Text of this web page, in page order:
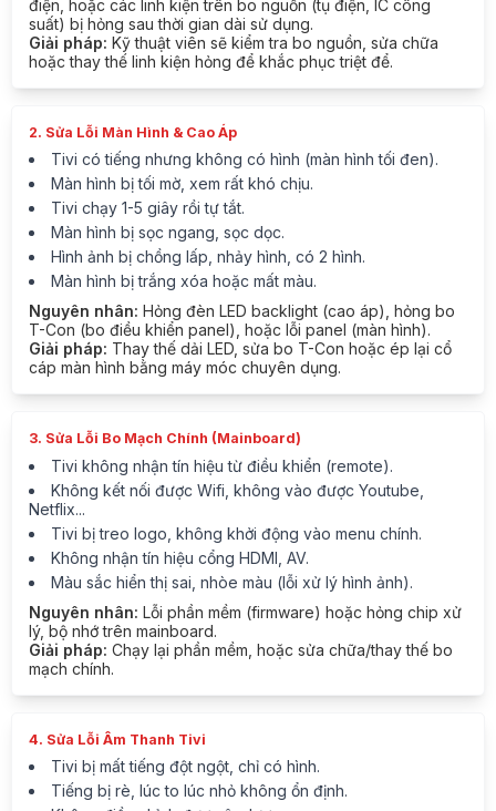
điện, hoặc các linh kiện trên bo nguồn (tụ điện, IC công
suất) bị hỏng sau thời gian dài sử dụng.
Giải pháp: Kỹ thuật viên sẽ kiểm tra bo nguồn, sửa chữa
hoặc thay thế linh kiện hỏng để khắc phục triệt để.
2. Sửa Lỗi Màn Hình & Cao Áp
Tivi có tiếng nhưng không có hình (màn hình tối đen).
Màn hình bị tối mờ, xem rất khó chịu.
Tivi chạy 1-5 giây rồi tự tắt.
Màn hình bị sọc ngang, sọc dọc.
Hình ảnh bị chồng lấp, nhảy hình, có 2 hình.
Màn hình bị trắng xóa hoặc mất màu.
Nguyên nhân: Hỏng đèn LED backlight (cao áp), hỏng bo
T-Con (bo điều khiển panel), hoặc lỗi panel (màn hình).
Giải pháp: Thay thế dải LED, sửa bo T-Con hoặc ép lại cổ
cáp màn hình bằng máy móc chuyên dụng.
3. Sửa Lỗi Bo Mạch Chính (Mainboard)
Tivi không nhận tín hiệu từ điều khiển (remote).
Không kết nối được Wifi, không vào được Youtube,
Netflix...
Tivi bị treo logo, không khởi động vào menu chính.
Không nhận tín hiệu cổng HDMI, AV.
Màu sắc hiển thị sai, nhòe màu (lỗi xử lý hình ảnh).
Nguyên nhân: Lỗi phần mềm (firmware) hoặc hỏng chip xử
lý, bộ nhớ trên mainboard.
Giải pháp: Chạy lại phần mềm, hoặc sửa chữa/thay thế bo
mạch chính.
4. Sửa Lỗi Âm Thanh Tivi
Tivi bị mất tiếng đột ngột, chỉ có hình.
Tiếng bị rè, lúc to lúc nhỏ không ổn định.